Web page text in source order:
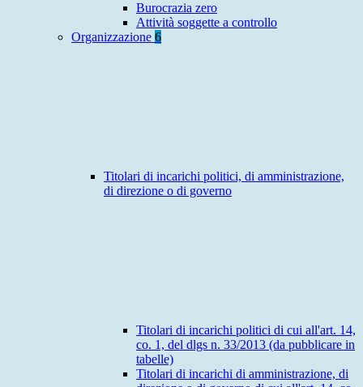
Burocrazia zero
Attività soggette a controllo
Organizzazione 6
Titolari di incarichi politici, di amministrazione,
di direzione o di governo
Titolari di incarichi politici di cui all'art. 14,
co. 1, del dlgs n. 33/2013 (da pubblicare in
tabelle)
Titolari di incarichi di amministrazione, di